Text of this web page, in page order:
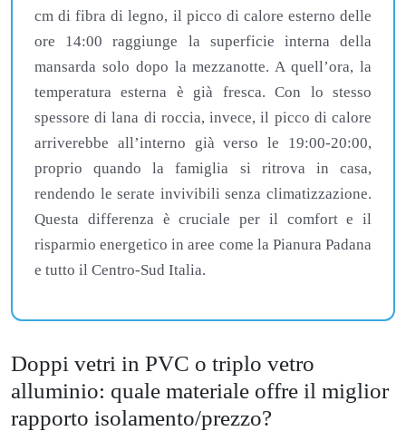
cm di fibra di legno, il picco di calore esterno delle
ore 14:00 raggiunge la superficie interna della
mansarda solo dopo la mezzanotte. A quell’ora, la
temperatura esterna è già fresca. Con lo stesso
spessore di lana di roccia, invece, il picco di calore
arriverebbe all’interno già verso le 19:00-20:00,
proprio quando la famiglia si ritrova in casa,
rendendo le serate invivibili senza climatizzazione.
Questa differenza è cruciale per il comfort e il
risparmio energetico in aree come la Pianura Padana
e tutto il Centro-Sud Italia.
Doppi vetri in PVC o triplo vetro
alluminio: quale materiale offre il miglior
rapporto isolamento/prezzo?